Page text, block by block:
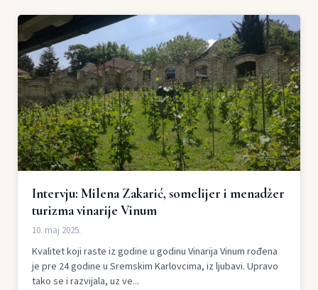
Intervju: Milena Zakarić, somelijer i menadžer
turizma vinarije Vinum
10. maj 2025.
Kvalitet koji raste iz godine u godinu Vinarija Vinum rođena
je pre 24 godine u Sremskim Karlovcima, iz ljubavi. Upravo
tako se i razvijala, uz ve...